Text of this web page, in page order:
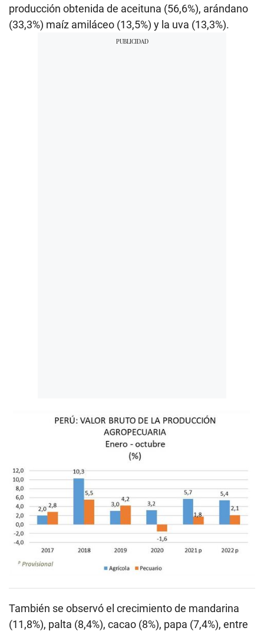
producción obtenida de aceituna (56,6%), arándano
(33,3%) maíz amiláceo (13,5%) y la uva (13,3%).
También se observó el crecimiento de mandarina
(11,8%), palta (8,4%), cacao (8%), papa (7,4%), entre